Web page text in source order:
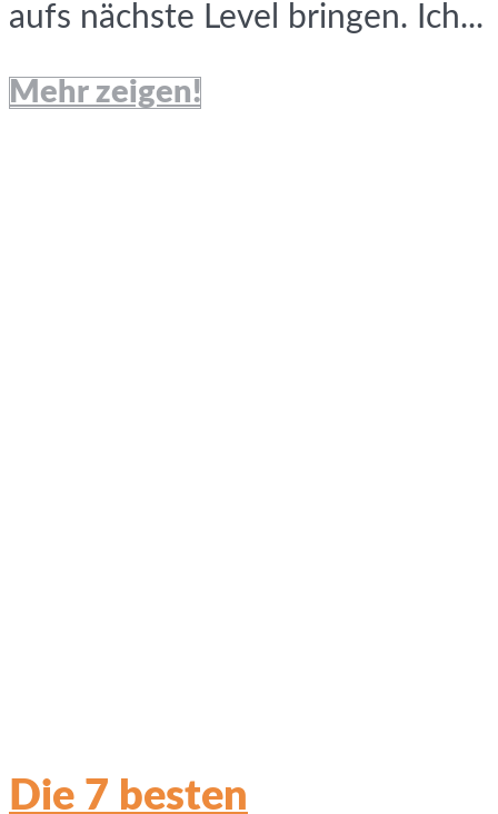
aufs nächste Level bringen. Ich...
Mehr zeigen!
Die 7 besten